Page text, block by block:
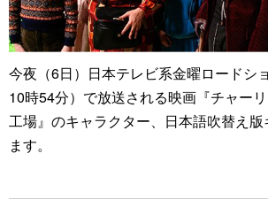
今夜（6日）日本テレビ系金曜ロードシ
10時54分）で放送される映画『チャー
工場』のキャラクター、日本語吹替え
ます。